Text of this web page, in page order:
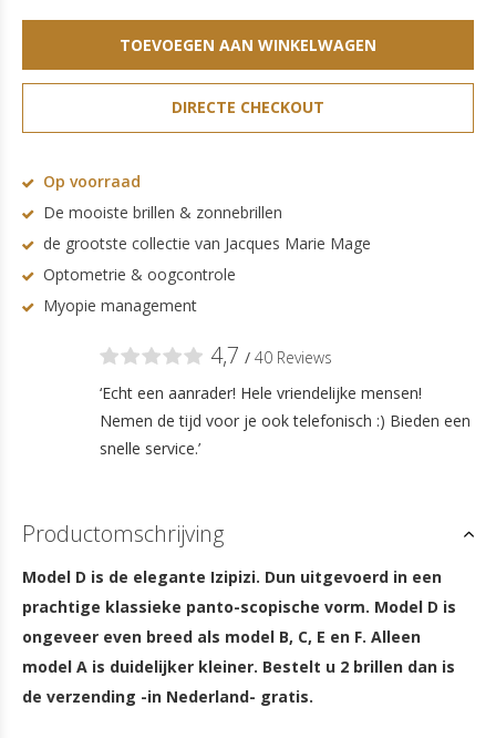
TOEVOEGEN AAN WINKELWAGEN
DIRECTE CHECKOUT
Op voorraad
De mooiste brillen & zonnebrillen
de grootste collectie van Jacques Marie Mage
Optometrie & oogcontrole
Myopie management
4,7 / 40 Reviews
‘Echt een aanrader! Hele vriendelijke mensen!
Nemen de tijd voor je ook telefonisch :) Bieden een
snelle service.’
Productomschrijving
Model D is de elegante Izipizi. Dun uitgevoerd in een
prachtige klassieke panto-scopische vorm. Model D is
ongeveer even breed als model B, C, E en F. Alleen
model A is duidelijker kleiner. Bestelt u 2 brillen dan is
de verzending -in Nederland- gratis.